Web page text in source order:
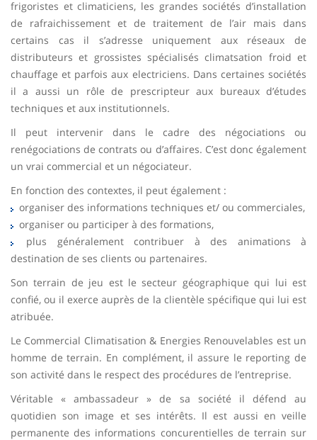
frigoristes et climaticiens, les grandes sociétés d’installation
de rafraichissement et de traitement de l’air mais dans
certains cas il s’adresse uniquement aux réseaux de
distributeurs et grossistes spécialisés climatsation froid et
chauffage et parfois aux electriciens. Dans certaines sociétés
il a aussi un rôle de prescripteur aux bureaux d’études
techniques et aux institutionnels.
Il peut intervenir dans le cadre des négociations ou
renégociations de contrats ou d’affaires. C’est donc également
un vrai commercial et un négociateur.
En fonction des contextes, il peut également :
organiser des informations techniques et/ ou commerciales,
organiser ou participer à des formations,
plus généralement contribuer à des animations à
destination de ses clients ou partenaires.
Son terrain de jeu est le secteur géographique qui lui est
confié, ou il exerce auprès de la clientèle spécifique qui lui est
atribuée.
Le Commercial Climatisation & Energies Renouvelables est un
homme de terrain. En complément, il assure le reporting de
son activité dans le respect des procédures de l’entreprise.
Véritable « ambassadeur » de sa société il défend au
quotidien son image et ses intérêts. Il est aussi en veille
permanente des informations concurentielles de terrain sur